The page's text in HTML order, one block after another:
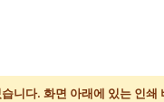
니다. 화면 아래에 있는 인쇄